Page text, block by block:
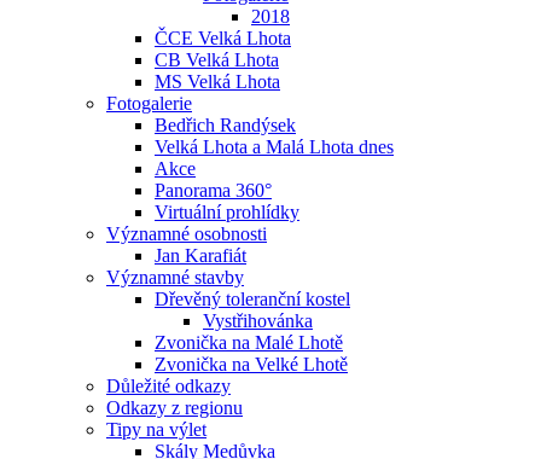
2018
ČCE Velká Lhota
CB Velká Lhota
MS Velká Lhota
Fotogalerie
Bedřich Randýsek
Velká Lhota a Malá Lhota dnes
Akce
Panorama 360°
Virtuální prohlídky
Významné osobnosti
Jan Karafiát
Významné stavby
Dřevěný toleranční kostel
Vystřihovánka
Zvonička na Malé Lhotě
Zvonička na Velké Lhotě
Důležité odkazy
Odkazy z regionu
Tipy na výlet
Skály Medůvka